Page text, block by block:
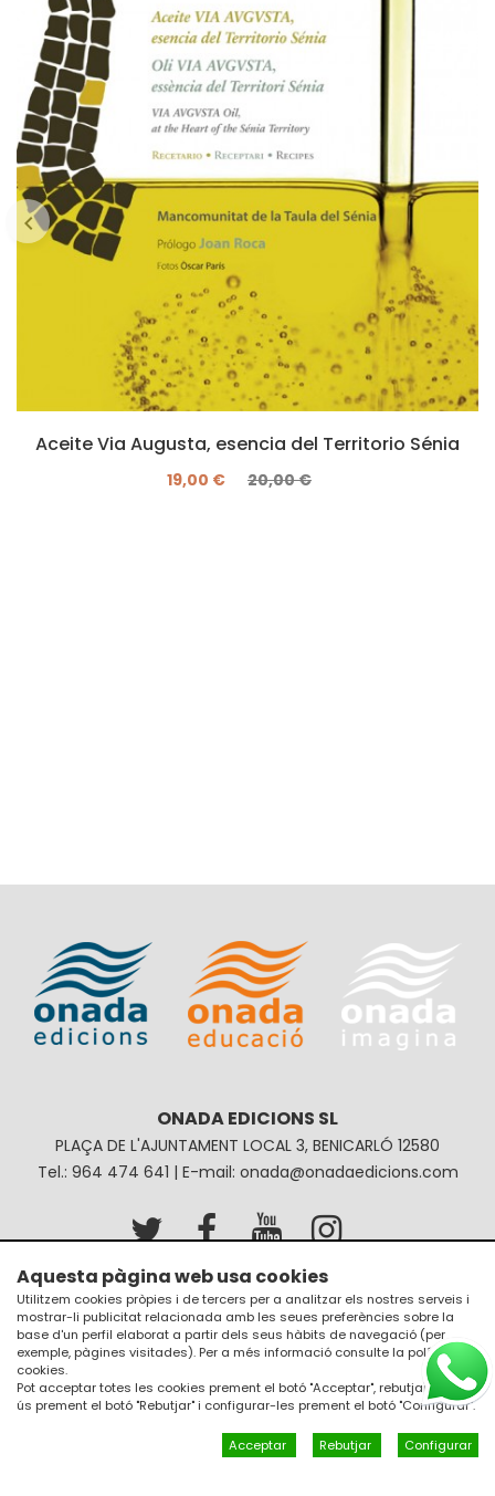
Aceite Via Augusta, esencia del Territorio Sénia
19,00 € 20,00 €
ONADA EDICIONS SL
PLAÇA DE L'AJUNTAMENT LOCAL 3, BENICARLÓ 12580
Tel.: 964 474 641 | E-mail: onada@onadaedicions.com
Avís legal
Política de privacitat
Política de galetes
Condicions de compra
JM Disseny a internet
Aquesta pàgina web usa cookies
Utilitzem cookies pròpies i de tercers per a analitzar els nostres serveis i
mostrar-li publicitat relacionada amb les seues preferències sobre la
base d'un perfil elaborat a partir dels seus hàbits de navegació (per
exemple, pàgines visitades). Per a més informació consulte la política de
cookies.
Pot acceptar totes les cookies prement el botó "Acceptar", rebutjar el seu
ús prement el botó "Rebutjar" i configurar-les prement el botó "Configurar".
Acceptar Rebutjar Configurar